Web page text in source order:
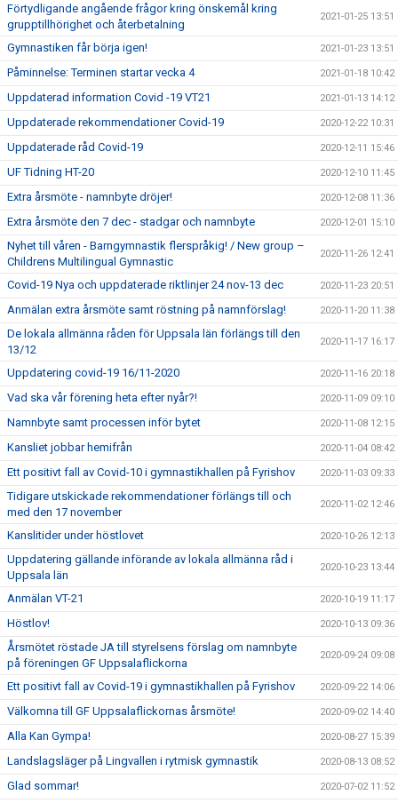
Förtydligande angående frågor kring önskemål kring
grupptillhörighet och återbetalning
2021-01-25 13:51
Gymnastiken får börja igen! 2021-01-23 13:51
Påminnelse: Terminen startar vecka 4 2021-01-18 10:42
Uppdaterad information Covid -19 VT21 2021-01-13 14:12
Uppdaterade rekommendationer Covid-19 2020-12-22 10:31
Uppdaterade råd Covid-19 2020-12-11 15:46
UF Tidning HT-20 2020-12-10 11:45
Extra årsmöte - namnbyte dröjer! 2020-12-08 11:36
Extra årsmöte den 7 dec - stadgar och namnbyte 2020-12-01 15:10
Nyhet till våren - Barngymnastik flerspråkig! / New group –
Childrens Multilingual Gymnastic
2020-11-26 12:41
Covid-19 Nya och uppdaterade riktlinjer 24 nov-13 dec 2020-11-23 20:51
Anmälan extra årsmöte samt röstning på namnförslag! 2020-11-20 11:38
De lokala allmänna råden för Uppsala län förlängs till den
13/12
2020-11-17 16:17
Uppdatering covid-19 16/11-2020 2020-11-16 20:18
Vad ska vår förening heta efter nyår?! 2020-11-09 09:10
Namnbyte samt processen inför bytet 2020-11-08 12:15
Kansliet jobbar hemifrån 2020-11-04 08:42
Ett positivt fall av Covid-10 i gymnastikhallen på Fyrishov 2020-11-03 09:33
Tidigare utskickade rekommendationer förlängs till och
med den 17 november
2020-11-02 12:46
Kanslitider under höstlovet 2020-10-26 12:13
Uppdatering gällande införande av lokala allmänna råd i
Uppsala län
2020-10-23 13:44
Anmälan VT-21 2020-10-19 11:17
Höstlov! 2020-10-13 09:36
Årsmötet röstade JA till styrelsens förslag om namnbyte
på föreningen GF Uppsalaflickorna
2020-09-24 09:08
Ett positivt fall av Covid-19 i gymnastikhallen på Fyrishov 2020-09-22 14:06
Välkomna till GF Uppsalaflickornas årsmöte! 2020-09-02 14:40
Alla Kan Gympa! 2020-08-27 15:39
Landslagsläger på Lingvallen i rytmisk gymnastik 2020-08-13 08:52
Glad sommar! 2020-07-02 11:52